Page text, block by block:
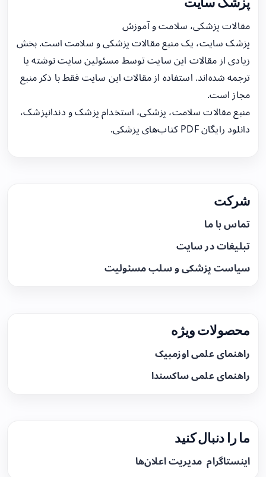
مقالات پزشکی، سلامت و آموزش
پزشک سایت، یک منبع مقالات پزشکی و سلامت است. بخش
زیادی از مقالات این سایت توسط مسئولین سایت نوشته یا
ترجمه شده‌اند. استفاده از مقالات این سایت فقط با ذکر منبع
مجاز است.
منبع مقالات سلامت، پزشکی، استخدام پزشک و دندانپزشک،
دانلود رایگان PDF کتاب‌های پزشکی.
شرکت
تماس با ما
تبلیغات در سایت
سیاست پزشکی و سلب مسئولیت
محصولات ویژه
راهنمای علمی اوزمپیک
راهنمای علمی ساکسندا
ما را دنبال کنید
اینستاگرام مدیریت اعلان‌ها